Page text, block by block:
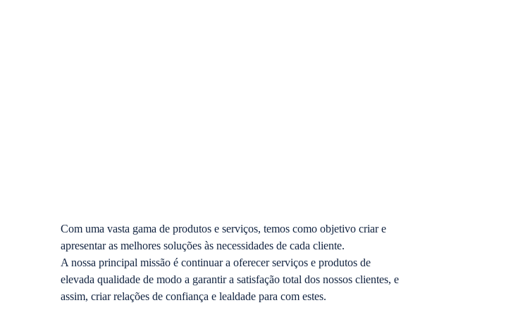
Com uma vasta gama de produtos e serviços, temos como objetivo criar e
apresentar as melhores soluções às necessidades de cada cliente.
A nossa principal missão é continuar a oferecer serviços e produtos de
elevada qualidade de modo a garantir a satisfação total dos nossos clientes, e
assim, criar relações de confiança e lealdade para com estes.